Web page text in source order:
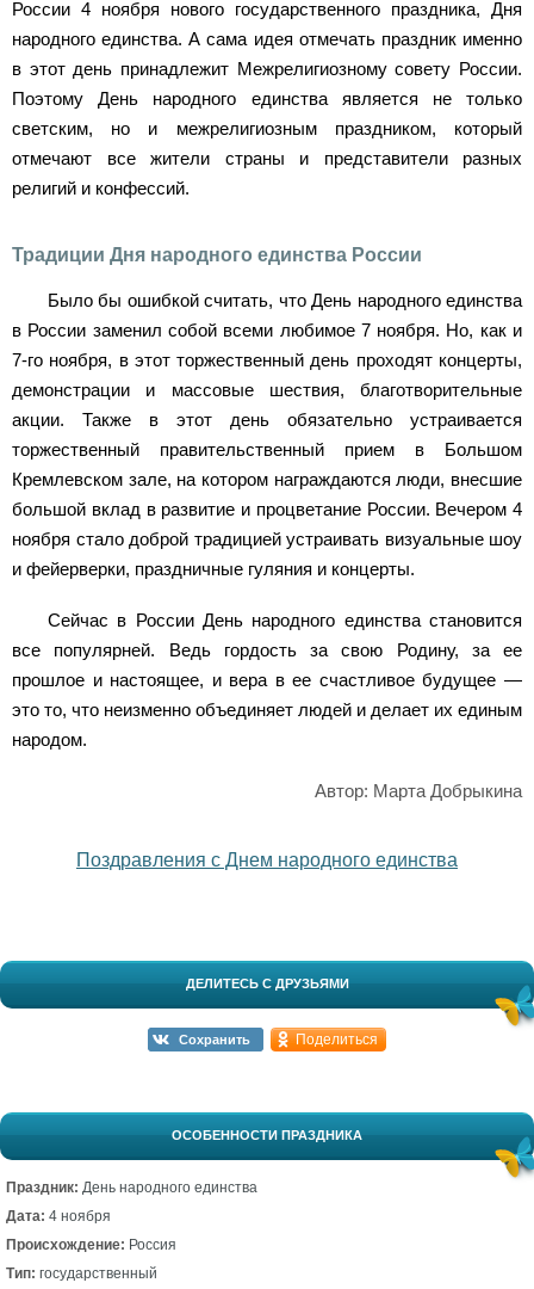
России 4 ноября нового государственного праздника, Дня
народного единства. А сама идея отмечать праздник именно
в этот день принадлежит Межрелигиозному совету России.
Поэтому День народного единства является не только
светским, но и межрелигиозным праздником, который
отмечают все жители страны и представители разных
религий и конфессий.
Традиции Дня народного единства России
Было бы ошибкой считать, что День народного единства
в России заменил собой всеми любимое 7 ноября. Но, как и
7-го ноября, в этот торжественный день проходят концерты,
демонстрации и массовые шествия, благотворительные
акции. Также в этот день обязательно устраивается
торжественный правительственный прием в Большом
Кремлевском зале, на котором награждаются люди, внесшие
большой вклад в развитие и процветание России. Вечером 4
ноября стало доброй традицией устраивать визуальные шоу
и фейерверки, праздничные гуляния и концерты.
Сейчас в России День народного единства становится
все популярней. Ведь гордость за свою Родину, за ее
прошлое и настоящее, и вера в ее счастливое будущее —
это то, что неизменно объединяет людей и делает их единым
народом.
Автор: Марта Добрыкина
Поздравления с Днем народного единства
ДЕЛИТЕСЬ С ДРУЗЬЯМИ
Сохранить Поделиться
ОСОБЕННОСТИ ПРАЗДНИКА
Праздник: День народного единства
Дата: 4 ноября
Происхождение: Россия
Тип: государственный